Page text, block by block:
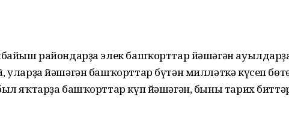
райондарҙа элек башҡорттар йәшәгән
йәшәгән башҡорттар бүтән милләткә күсеп
яҡтарҙа башҡорттар күп йәшәгән, быны тарих